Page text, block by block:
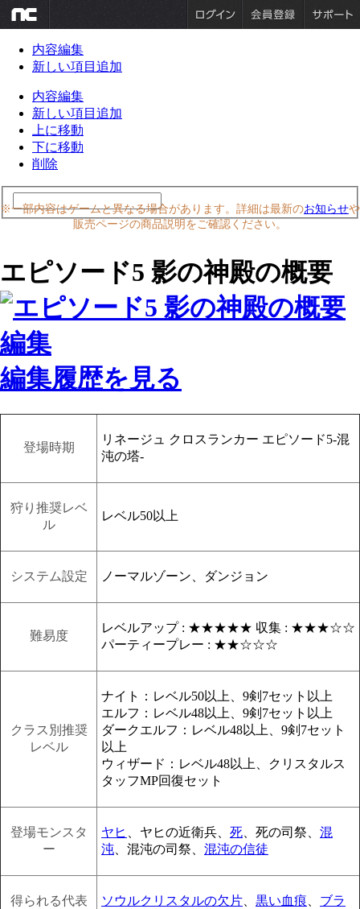
内容編集
新しい項目追加
内容編集
新しい項目追加
上に移動
下に移動
削除
※一部内容はゲームと異なる場合があります。詳細は最新のお知らせや
販売ページの商品説明をご確認ください。
エピソード5 影の神殿の概要
編集履歴を見る
登場時期
リネージュ クロスランカー エピソード5-混
沌の塔-
狩り推奨レベ
ル
レベル50以上
システム設定 ノーマルゾーン、ダンジョン
難易度
レベルアップ : ★★★★★ 収集 : ★★★☆☆
パーティープレー : ★★☆☆☆
クラス別推奨
レベル
ナイト：レベル50以上、9剣7セット以上
エルフ：レベル48以上、9剣7セット以上
ダークエルフ：レベル48以上、9剣7セット
以上
ウィザード：レベル48以上、クリスタルス
タッフMP回復セット
登場モンスタ
ー
ヤヒ 、ヤヒの近衛兵、 死 、死の司祭、 混
沌 、混沌の司祭、 混沌の信徒
得られる代表
ソウルクリスタルの欠片 黒い血痕
ブラ